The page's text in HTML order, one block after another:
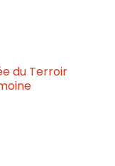
du Terroir